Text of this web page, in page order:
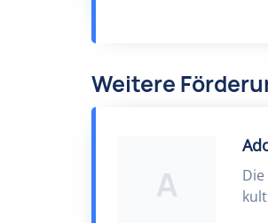
Weitere
A